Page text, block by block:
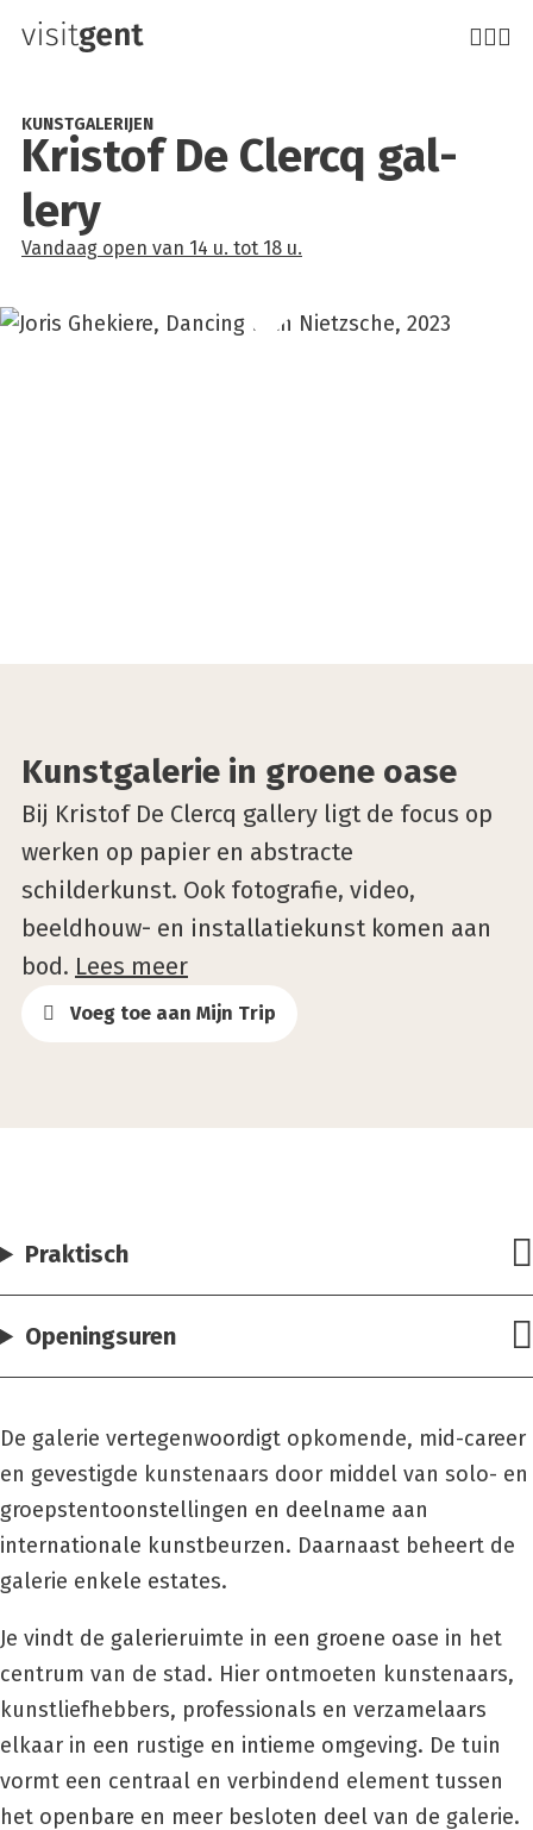
Overslaan
de
inhoud
Kri­s­tof De Cler­cq gal­
lery
KUNSTGALERIJEN
Vandaag open van 14 u. tot 18 u.
Kunstgalerie in groene oase
Bij Kristof De Clercq gallery ligt de focus op
werken op papier en abstracte
schilderkunst. Ook fotografie, video,
beeldhouw- en installatiekunst komen aan
bod. Lees meer
Voeg toe aan Mijn Trip
Praktisch
Openingsuren
De galerie vertegenwoordigt opkomende, mid-career
en gevestigde kunstenaars door middel van solo- en
groepstentoonstellingen en deelname aan
internationale kunstbeurzen. Daarnaast beheert de
galerie enkele estates.
Je vindt de galerieruimte in een groene oase in het
centrum van de stad. Hier ontmoeten kunstenaars,
kunstliefhebbers, professionals en verzamelaars
elkaar in een rustige en intieme omgeving. De tuin
vormt een centraal en verbindend element tussen
het openbare en meer besloten deel van de galerie.